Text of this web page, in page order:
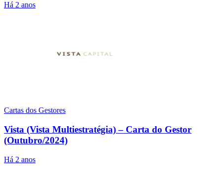
Há 2 anos
Cartas dos Gestores
Vista (Vista Multiestratégia) – Carta do Gestor
(Outubro/2024)
Há 2 anos